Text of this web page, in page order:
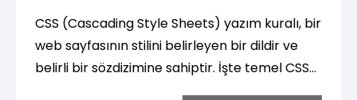
CSS (Cascading Style Sheets) yazım kuralı, bir
web sayfasının stilini belirleyen bir dildir ve
belirli bir sözdizimine sahiptir. İşte temel CSS